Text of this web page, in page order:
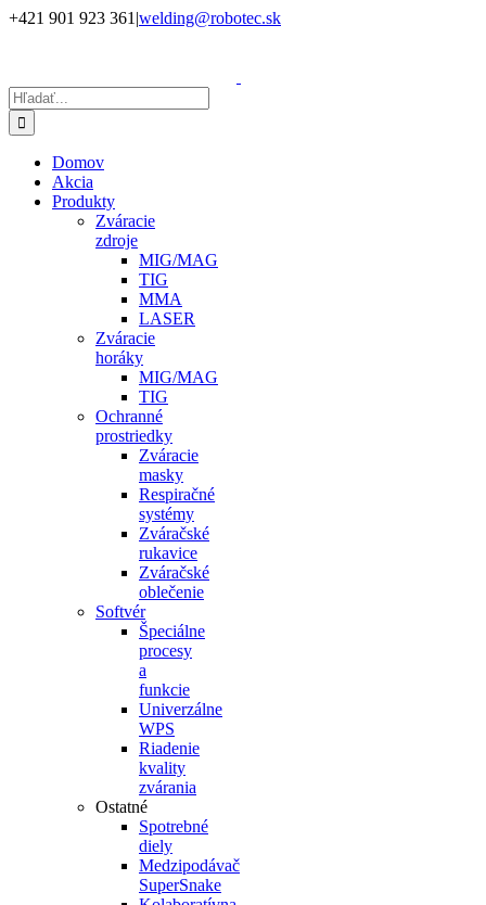
Skip
+421 901 923 361 |welding@robotec.sk
Hľadať:
Domov
Akcia
Produkty
Zváracie
zdroje
MIG/MAG
TIG
MMA
LASER
Zváracie
horáky
MIG/MAG
TIG
Ochranné
prostriedky
Zváracie
masky
Respiračné
systémy
Zváračské
rukavice
Zváračské
oblečenie
Softvér
Špeciálne
procesy
a
funkcie
Univerzálne
WPS
Riadenie
kvality
zvárania
Ostatné
Spotrebné
diely
Medzipodávač
SuperSnake